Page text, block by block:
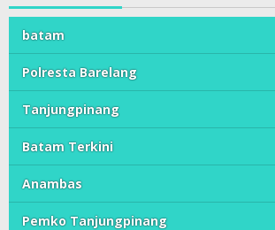
batam
Polresta Barelang
Tanjungpinang
Batam Terkini
Anambas
Pemko Tanjungpinang